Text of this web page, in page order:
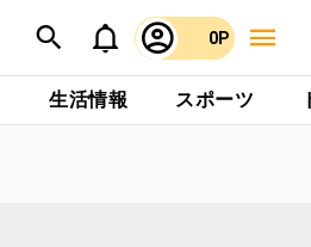
0P
生活情報 スポーツ